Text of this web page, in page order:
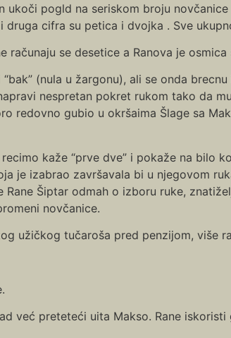
ukoči pogld na seriskom broju
cifra su petica i dvojka . Sve
računaju se desetice a Ranova je
(nula u žargonu), ali se onda
nespretan pokret rukom tako da
redovno gubio u okršaima Šlage sa
kaže “prve dve” i pokaže na
je izabrao završavala bi u njegovom
Šiptar odmah o izboru ruke,
novčanice.
užičkog tučaroša pred penzijom, više
već preteteći uita Makso. Rane